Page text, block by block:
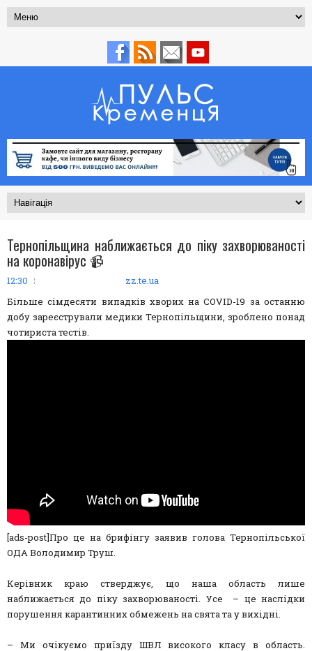
Тернопільщина наближається до піку захворюваності
на коронавірус 📹
12:30
zz.te.ua
Більше сімдесяти випадків хворих на COVID-19 за останню
добу зареєстрували медики Тернопільщини, зроблено понад
чотириста тестів.
[ads-post]Про це на брифінгу заявив голова Тернопільської
ОДА Володимир Труш.
Керівник краю стверджує, що наша область лише
наближається до піку захворюваності. Усе – це наслідки
порушення карантинних обмежень на свята та у вихідні.
– Ми очікуємо приїзду ШВЛ високого класу в область.